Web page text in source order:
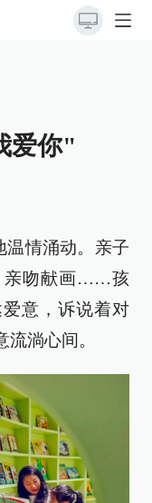
爱你"
温情涌动。亲子
亲吻献画……孩
意，诉说着对
淌心间。